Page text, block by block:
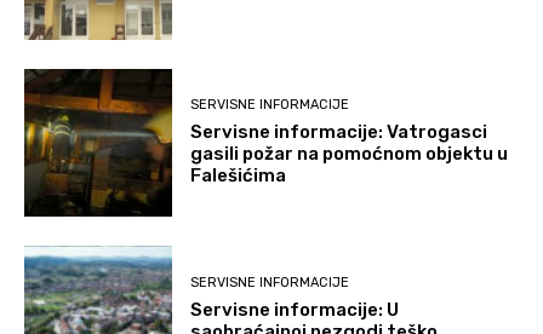
SERVISNE INFORMACIJE
Servisne informacije: Vatrogasci
gasili požar na pomoćnom objektu u
Falešićima
SERVISNE INFORMACIJE
Servisne informacije: U